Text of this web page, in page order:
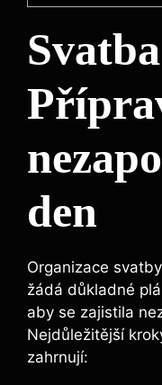
den
Organizace
žádá důkladné
aby se zajistila
Nejdůležitější
zahrnují: